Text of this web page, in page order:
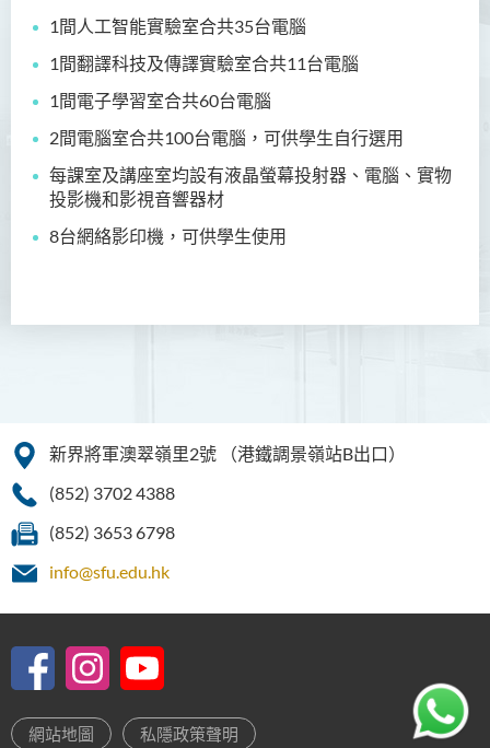
1間人工智能實驗室合共35台電腦
1間翻譯科技及傳譯實驗室合共11台電腦
1間電子學習室合共60台電腦
2間電腦室合共100台電腦 ， 可供學生自行選用
每課室及講座室均設有液晶螢幕投射器、電腦、實物
投影機和影視音響器材
8台網絡影印機 ， 可供學生使用
職員名錄
新界將軍澳翠嶺里2號
（港鐵調景嶺站B出口）
(852) 3702 4388
(852) 3653 6798
info@sfu.edu.hk
網站地圖 私隱政策聲明